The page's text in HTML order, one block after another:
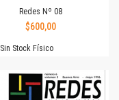
Redes Nº 08
$600,00
Sin Stock Físico